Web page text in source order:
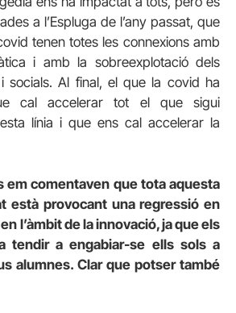
a l’Espluga de l’any passat, que
tenen totes les connexions amb
i amb la sobreexplotació dels
socials. Al final, el que la covid ha
cal accelerar tot el que sigui
línia i que ens cal accelerar la
em comentaven que tota aquesta
està provocant una regressió en
l’àmbit de la innovació, ja que els
tendir a engabiar-se ells sols a
alumnes. Clar que potser també